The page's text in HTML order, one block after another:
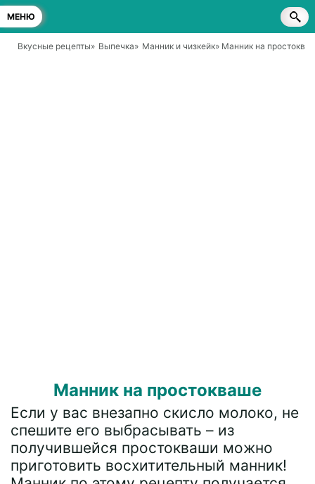
МЕНЮ
Вкусные рецепты» Выпечка» Манник и чизкейк» Манник на
Манник на простокваше
Если у вас внезапно скисло молоко, не
спешите его выбрасывать – из
получившейся простокваши можно
приготовить восхитительный манник!